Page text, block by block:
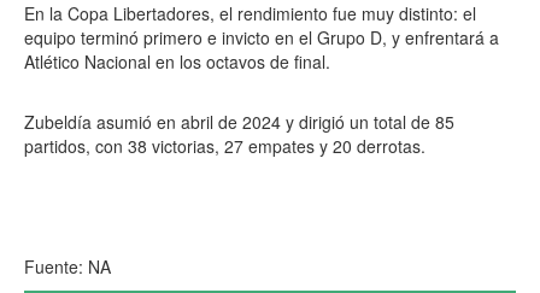
En la Copa Libertadores, el rendimiento fue muy distinto: el
equipo terminó primero e invicto en el Grupo D, y enfrentará a
Atlético Nacional en los octavos de final.
Zubeldía asumió en abril de 2024 y dirigió un total de 85
partidos, con 38 victorias, 27 empates y 20 derrotas.
Fuente: NA